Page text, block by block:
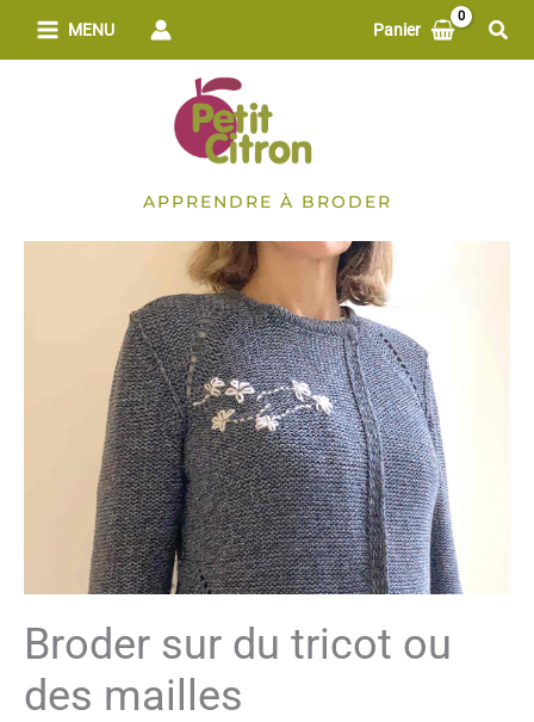
MENU Panier
APPRENDRE À BRODER
Broder sur du tricot ou
des mailles